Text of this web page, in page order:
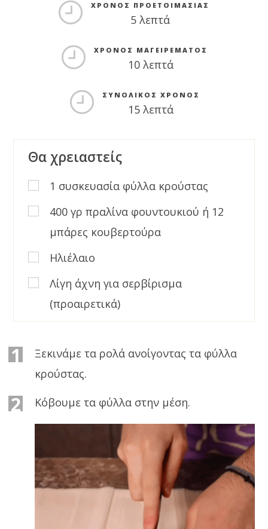
ΧΡΌΝΟΣ ΠΡΟΕΤΟΙΜΑΣΊΑΣ
5 λεπτά
ΧΡΌΝΟΣ ΜΑΓΕΙΡΈΜΑΤΟΣ
10 λεπτά
ΣΥΝΟΛΙΚΌΣ ΧΡΌΝΟΣ
15 λεπτά
Θα χρειαστείς
1 συσκευασία φύλλα κρούστας
400 γρ πραλίνα φουντουκιού ή 12
μπάρες κουβερτούρα
Ηλιέλαιο
Λίγη άχνη για σερβίρισμα
(προαιρετικά)
1
Ξεκινάμε τα ρολά ανοίγοντας τα φύλλα
κρούστας.
2 Κόβουμε τα φύλλα στην μέση.